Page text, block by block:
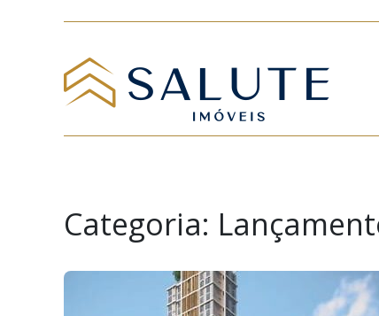
Categoria: